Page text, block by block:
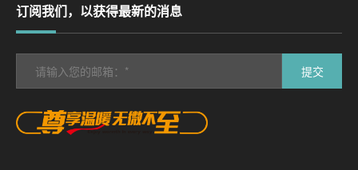
订阅我们，以获得最新的消息
提交